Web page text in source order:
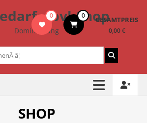
– bvl-Shop
Dominik Lang
0 0 GESAMTPREIS
0,00 €
SHOP